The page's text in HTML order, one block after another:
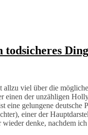
todsicheres
viel über die
einen der unzähligen
eine gelungene
einer der
denke, nachdem